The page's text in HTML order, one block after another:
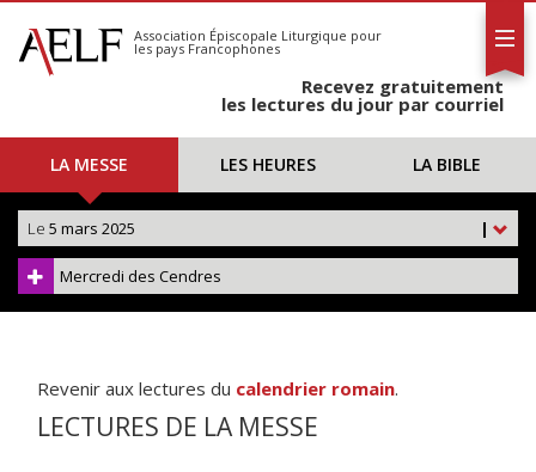
S'abonner
Calendrier
Association Épiscopale Liturgique pour
les pays Francophones
Recevez gratuitement
les lectures du jour par courriel
LA MESSE LES HEURES LA BIBLE
|
Le 5 mars 2025
Mercredi des Cendres
Revenir aux lectures du calendrier romain.
LECTURES DE LA MESSE